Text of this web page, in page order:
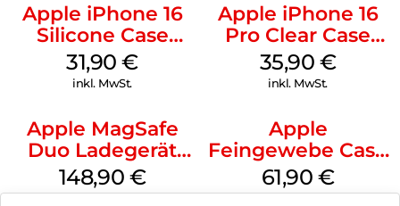
Apple iPhone 16
Silicone Case
MagSafe Fuchsia
31,90€
inkl. MwSt.
Apple iPhone 16
Pro Clear Case
MagSafe
Transparent
35,90 €
inkl. MwSt.
Apple MagSafe
Duo Ladegerät
Weiß
148,90 €
inkl. MwSt.
Apple
Feingewebe Case
iPhone 15 Pro
MagSafe Schwarz
61,90 €
inkl. MwSt.